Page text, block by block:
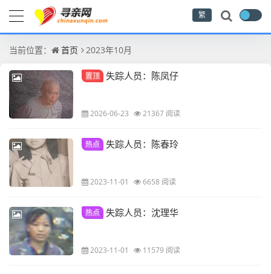
繁
当前位置： 首页 2023年10月
置顶 失踪人员：陈凤仔
2026-06-23 21367 阅读
热点 失踪人员：陈春玲
2023-11-01 6658 阅读
热点 失踪人员：沈理华
2023-11-01 11579 阅读